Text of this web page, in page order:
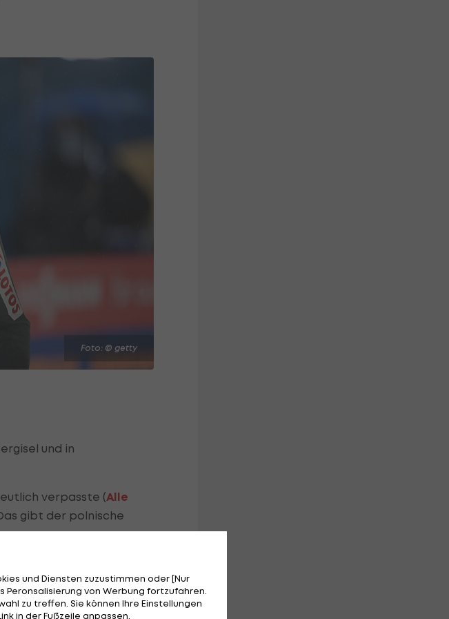
Foto: © getty
und in
verpasste (Alle
gibt der polnische
in Bischofshofen. Am
"Wir denken, er
und Diensten zuzustimmen oder [Nur
Peronsalisierung von Werbung fortzufahren.
zu treffen. Sie können Ihre Einstellungen
in der Fußzeile anpassen.